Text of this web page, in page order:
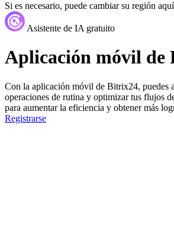
Si es necesario, puede cambiar su región aquí
Asistente de IA gratuito
Aplicación móvil de
Con la aplicación móvil de Bitrix24, puedes
operaciones de rutina y optimizar tus flujos
para aumentar la eficiencia y obtener más
Registrarse